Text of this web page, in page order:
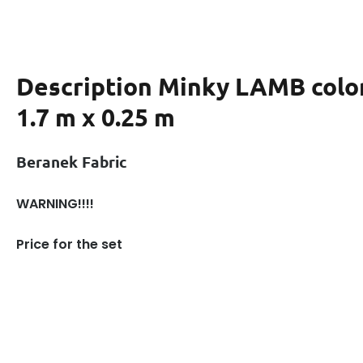
Description Minky LAMB
1.7 m x 0.25 m
Beranek Fabric
WARNING!!!!
Price for the set